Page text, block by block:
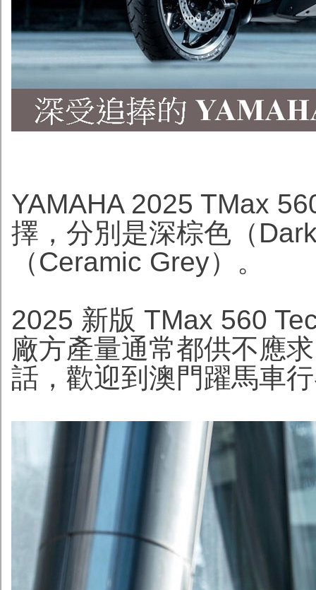
YAMAHA 2025 TMax
擇，分別是深棕色（
（Ceramic Grey）。
2025 新版 TMax 560
廠方產量通常都供不應
話，歡迎到澳門躍馬車